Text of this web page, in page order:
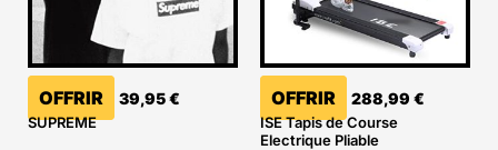
OFFRIR 39,95€
SUPREME
OFFRIR 288,99 €
ISE Tapis de Course
Electrique Pliable